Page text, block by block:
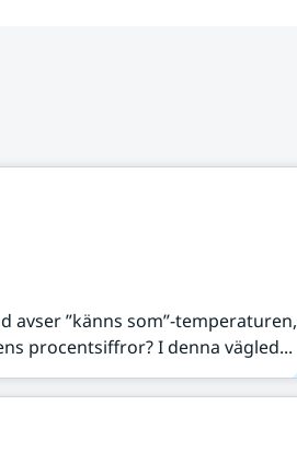
avser ”känns som”-temperaturen,
procentsiffror? I denna vägled...